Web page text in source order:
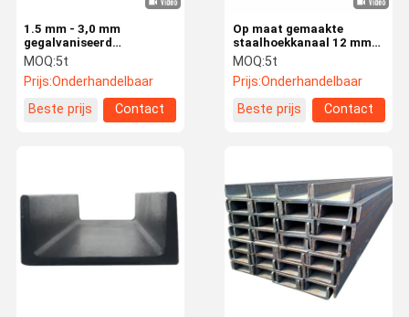
1.5 mm - 3,0 mm
gegalvaniseerd
staalprofiel Q355 C
MOQ:5t
Prijs:Onderhandelbaar
Beste prijs
Contact
Op maat gemaakte
staalhoekkanaal 12 mm
staalhoekbalk
corrosiebestendigheid
MOQ:5t
Prijs:Onderhandelbaar
Beste prijs
Contact